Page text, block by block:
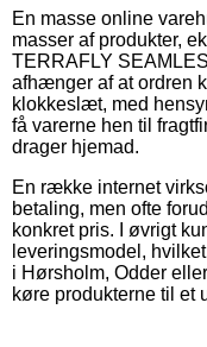
En masse online
masser af produkter,
TERRAFLY
afhænger af at ordren
klokkeslæt, med
få varerne hen til
drager hjemad.
En række internet
betaling, men ofte
konkret pris. I øvrigt
leveringsmodel,
i Hørsholm, Odder
køre produkterne til et